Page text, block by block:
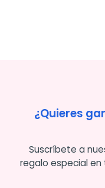
¿Quieres
Suscríbete a
regalo especial